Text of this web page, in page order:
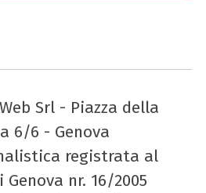
Srl - Piazza della
6/6 - Genova
registrata al
nr. 16/2005